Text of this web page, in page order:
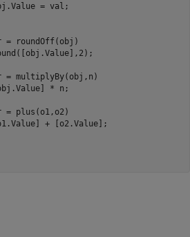
= val;
= roundOff(obj)
= multiplyBy(obj,n)
* n;
= plus(o1,o2)
+ [o2.Value];